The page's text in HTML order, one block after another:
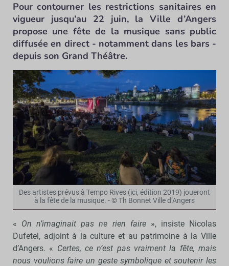
Pour contourner les restrictions sanitaires en
vigueur jusqu’au 22 juin, la Ville d’Angers
propose une fête de la musique sans public
diffusée en direct - notamment dans les bars -
depuis son Grand Théâtre.
Des artistes prévus à Tempo Rives (ici, édition 2019) joueront
à la fête de la musique. - © Th Bonnet Ville d’Angers
« On n’imaginait pas ne rien faire», insiste Nicolas
Dufetel, adjoint à la culture et au patrimoine à la Ville
d’Angers. « Certes, ce n’est pas vraiment la fête, mais
nous voulions faire un geste symbolique et soutenir les